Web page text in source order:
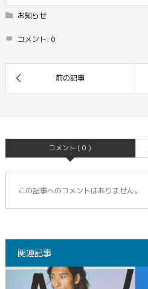
お知らせ
コメント: 0
コメント ( 0 )
この記事へのコメントはありません。
関連記事